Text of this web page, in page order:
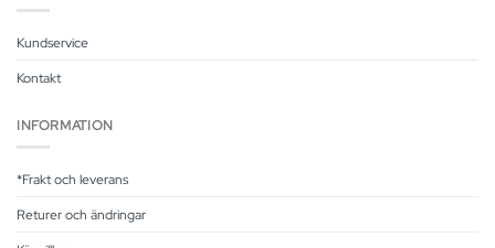
Kundservice
Kontakt
INFORMATION
*Frakt och leverans
Returer och ändringar